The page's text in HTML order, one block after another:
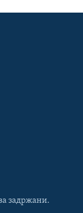
задржани.